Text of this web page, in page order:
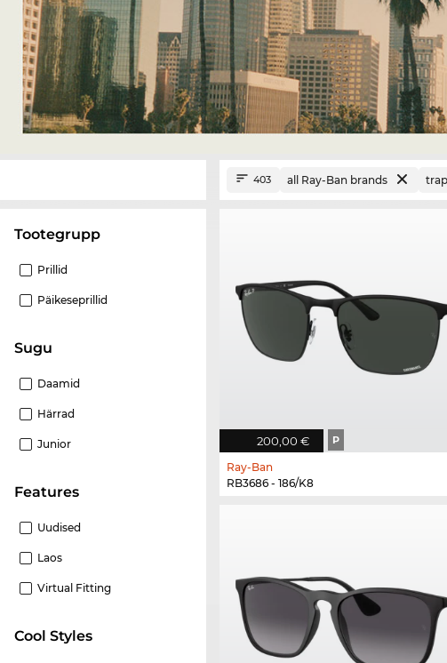
Tootegrupp
Prillid
Päikeseprillid
Sugu
Daamid
Härrad
Junior
Features
Uudised
Laos
Virtual Fitting
Cool Styles
403 all Ray-Ban brands
200,00 € P
Ray-Ban
RB3686 - 186/K8